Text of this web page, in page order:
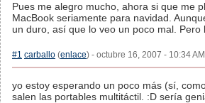
Pues me alegro mucho, ahora si que me
MacBook seriamente para navidad.
un duro, así que lo veo un poco mal. Pero
#1 carballo (enlace) - octubre 16, 2007 - 10:34
yo estoy esperando un poco más (sí,
salen las portables multitáctil. :D sería